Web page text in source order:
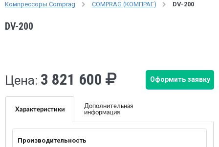
Компрессоры Comprag
COMPRAG (КОМПРАГ) DV-200
DV-200
Цена: 3 821 600 Оформить заявку
Характеристики
Дополнительная
информация
Производительность